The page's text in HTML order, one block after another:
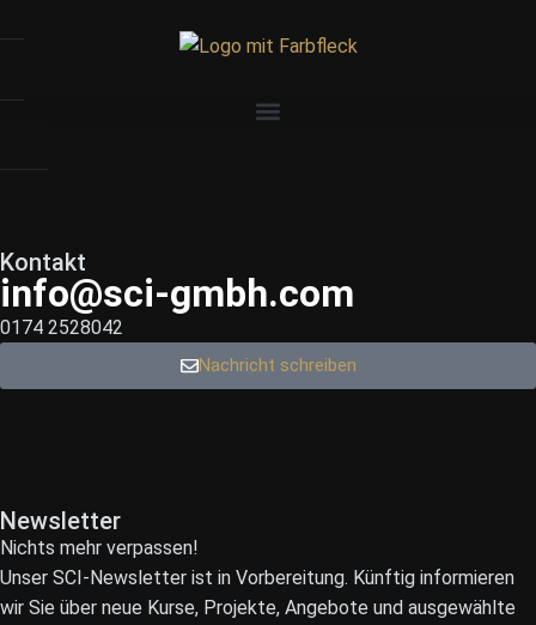
Kontakt
info@sci-gmbh.com
0174 2528042
Nachricht schreiben
Newsletter
Nichts mehr verpassen!
Unser SCI-Newsletter ist in Vorbereitung. Künftig informieren
wir Sie über neue Kurse, Projekte, Angebote und ausgewählte